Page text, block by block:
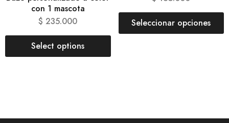
con 1 mascota
$ 235.000
Select options
Seleccionar opciones